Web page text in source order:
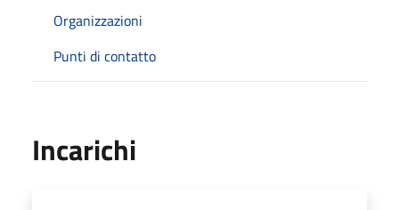
Organizzazioni
Punti di contatto
Incarichi